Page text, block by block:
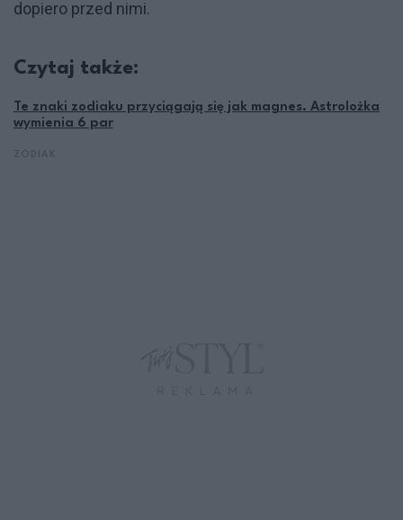
dopiero przed nimi.
Czytaj także:
Te znaki zodiaku przyciągają się jak magnes. Astrolożka
wymienia 6 par